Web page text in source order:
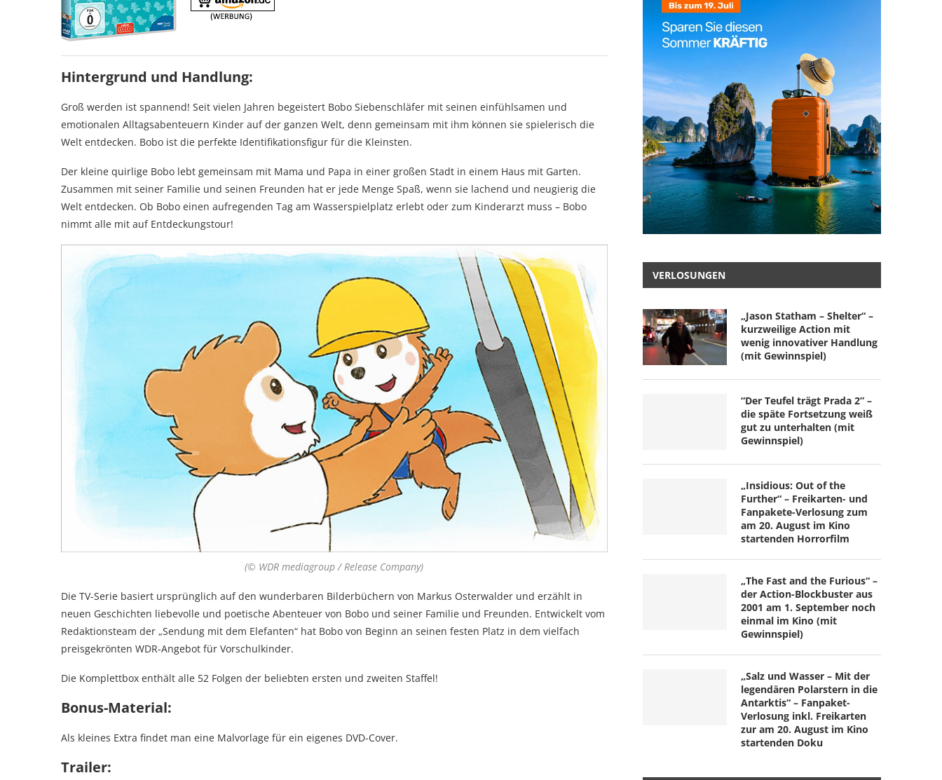
Hintergrund und Handlung:
Groß werden ist spannend! Seit vielen Jahren begeistert Bobo Siebenschläfer mit seinen einfühlsamen und
emotionalen Alltagsabenteuern Kinder auf der ganzen Welt, denn gemeinsam mit ihm können sie spielerisch die
Welt entdecken. Bobo ist die perfekte Identifikationsfigur für die Kleinsten.
Der kleine quirlige Bobo lebt gemeinsam mit Mama und Papa in einer großen Stadt in einem Haus mit Garten.
Zusammen mit seiner Familie und seinen Freunden hat er jede Menge Spaß, wenn sie lachend und neugierig die
Welt entdecken. Ob Bobo einen aufregenden Tag am Wasserspielplatz erlebt oder zum Kinderarzt muss – Bobo
nimmt alle mit auf Entdeckungstour!
(© WDR mediagroup / Release Company)
Die TV-Serie basiert ursprünglich auf den wunderbaren Bilderbüchern von Markus Osterwalder und erzählt in
neuen Geschichten liebevolle und poetische Abenteuer von Bobo und seiner Familie und Freunden. Entwickelt vom
Redaktionsteam der „Sendung mit dem Elefanten“ hat Bobo von Beginn an seinen festen Platz in dem vielfach
preisgekrönten WDR-Angebot für Vorschulkinder.
Die Komplettbox enthält alle 52 Folgen der beliebten ersten und zweiten Staffel!
Bonus-Material:
Als kleines Extra findet man eine Malvorlage für ein eigenes DVD-Cover.
Trailer:
VERLOSUNGEN
„Jason Statham – Shelter“ –
kurzweilige Action mit
wenig innovativer Handlung
(mit Gewinnspiel)
“Der Teufel trägt Prada 2” –
die späte Fortsetzung weiß
gut zu unterhalten (mit
Gewinnspiel)
„Insidious: Out of the
Further“ – Freikarten- und
Fanpakete-Verlosung zum
am 20. August im Kino
startenden Horrorfilm
„The Fast and the Furious“ –
der Action-Blockbuster aus
2001 am 1. September noch
einmal im Kino (mit
Gewinnspiel)
„Salz und Wasser – Mit der
legendären Polarstern in die
Antarktis“ – Fanpaket-
Verlosung inkl. Freikarten
zur am 20. August im Kino
startenden Doku